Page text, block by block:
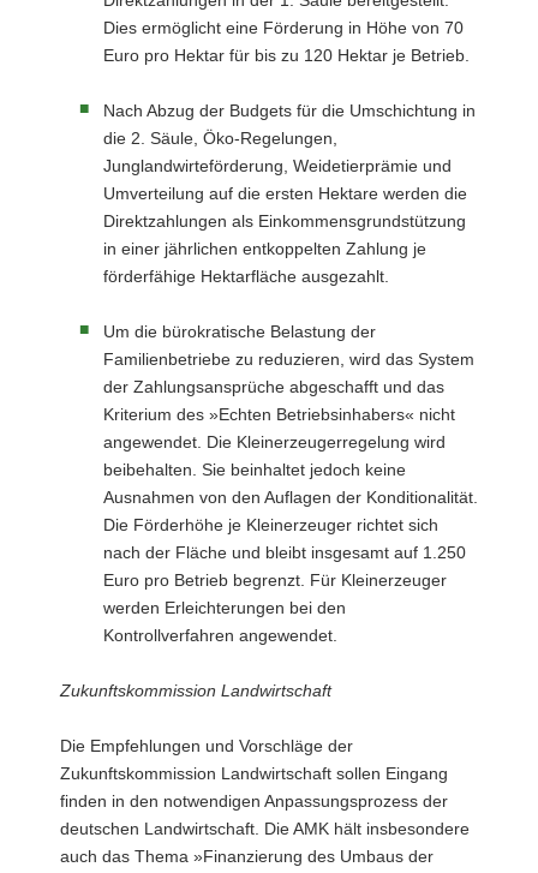
Dies ermöglicht eine Förderung in Höhe von 70
Euro pro Hektar für bis zu 120 Hektar je Betrieb.
Nach Abzug der Budgets für die Umschichtung in
die 2. Säule, Öko-Regelungen,
Junglandwirteförderung, Weidetierprämie und
Umverteilung auf die ersten Hektare werden die
Direktzahlungen als Einkommensgrundstützung
in einer jährlichen entkoppelten Zahlung je
förderfähige Hektarfläche ausgezahlt.
Um die bürokratische Belastung der
Familienbetriebe zu reduzieren, wird das System
der Zahlungsansprüche abgeschafft und das
Kriterium des »Echten Betriebsinhabers« nicht
angewendet. Die Kleinerzeugerregelung wird
beibehalten. Sie beinhaltet jedoch keine
Ausnahmen von den Auflagen der Konditionalität.
Die Förderhöhe je Kleinerzeuger richtet sich
nach der Fläche und bleibt insgesamt auf 1.250
Euro pro Betrieb begrenzt. Für Kleinerzeuger
werden Erleichterungen bei den
Kontrollverfahren angewendet.
Zukunftskommission Landwirtschaft
Die Empfehlungen und Vorschläge der
Zukunftskommission Landwirtschaft sollen Eingang
finden in den notwendigen Anpassungsprozess der
deutschen Landwirtschaft. Die AMK hält insbesondere
auch das Thema »Finanzierung des Umbaus der